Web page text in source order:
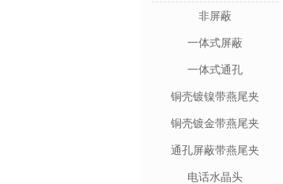
非屏蔽
一体式屏蔽
一体式通孔
铜壳镀镍带燕尾夹
铜壳镀金带燕尾夹
通孔屏蔽带燕尾夹
电话水晶头